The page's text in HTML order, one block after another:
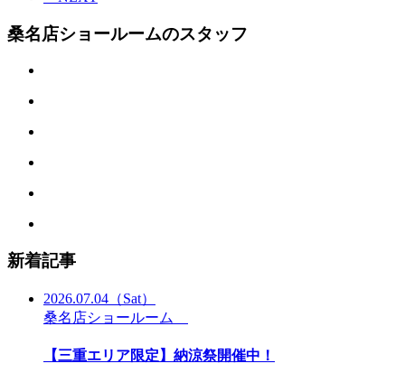
桑名店ショールームのスタッフ
新着記事
2026.07.04 （Sat）
桑名店ショールーム
【三重エリア限定】納涼祭開催中！